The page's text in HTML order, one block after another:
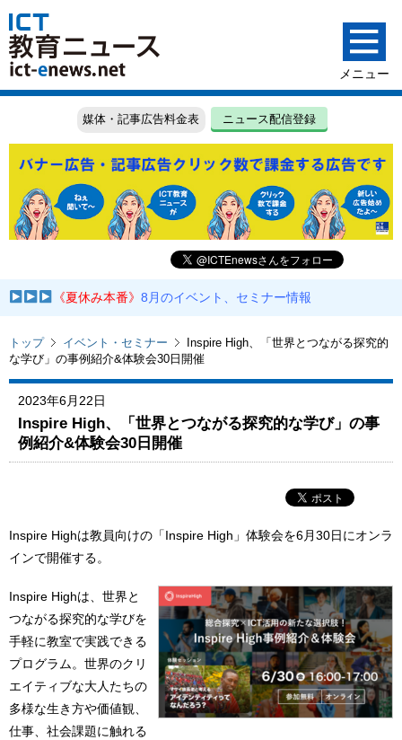
媒体・記事広告料金表 ニュース配信登録
《夏休み本番》8月のイベント、セミナー情報
トップ イベント・セミナー
Inspire High、「世界とつながる探究的
な学び」の事例紹介&体験会30日開催
2023年6月22日
Inspire High、「世界とつながる探究的な学び」の事
例紹介&体験会30日開催
Inspire Highは教員向けの「Inspire High」体験会を6月30日にオンラ
インで開催する。
Inspire Highは、世界と
つながる探究的な学びを
手軽に教室で実践できる
プログラム。世界のクリ
エイティブな大人たちの
多様な生き方や価値観、
仕事、社会課題に触れる